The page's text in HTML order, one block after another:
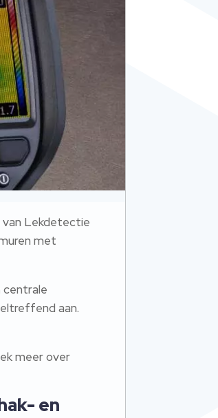
van Lekdetectie
met
centrale
aan.
meer over
en